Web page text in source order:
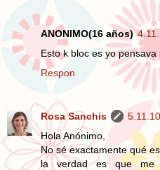
ANONIMO(16 años)
Esto k bloc es yo
Respon
Rosa Sanchis
5.11.10
Hola Anónimo,
No sé exactamente qué
la verdad es que me